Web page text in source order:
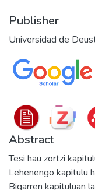
Publisher
Universidad de
Abstract
Tesi hau zortzi
Lehenengo kapitulu
Bigarren kapituluan